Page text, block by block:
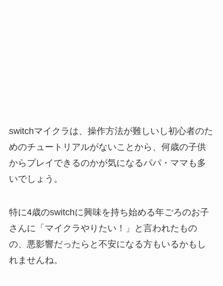
switchマイクラは、操作方法が難しいし初心者のた
めのチュートリアルがないことから、何歳の子供
からプレイできるのかが気になるパパ・ママも多
いでしょう。
特に4歳のswitchに興味を持ち始める年ごろのお子
さんに「マイクラやりたい！」と言われたもの
の、悪影響だったらと不安になる方もいるかもし
れませんね。